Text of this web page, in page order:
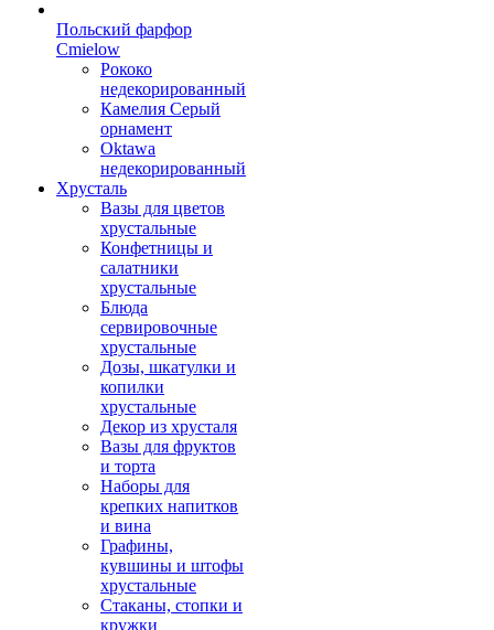
Польский фарфор
Сmielow
Рококо
недекорированный
Камелия Серый
орнамент
Oktawa
недекорированный
Хрусталь
Вазы для цветов
хрустальные
Конфетницы и
салатники
хрустальные
Блюда
сервировочные
хрустальные
Дозы, шкатулки и
копилки
хрустальные
Декор из хрусталя
Вазы для фруктов
и торта
Наборы для
крепких напитков
и вина
Графины,
кувшины и штофы
хрустальные
Стаканы, стопки и
кружки